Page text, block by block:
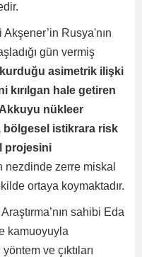
Rusya'nın
gün vermiş
ğu asimetrik ilişki
kırı lgan hale getiren
nü kleer
bö lgesel istikrara risk
projesini
nezdinde zerre miskal
ortaya koymaktadır.
sahibi Eda
kamuoyuyla
ve çıktıları